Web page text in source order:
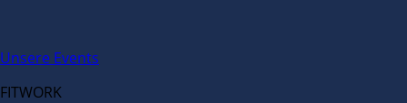
Unsere Events
FITWORK